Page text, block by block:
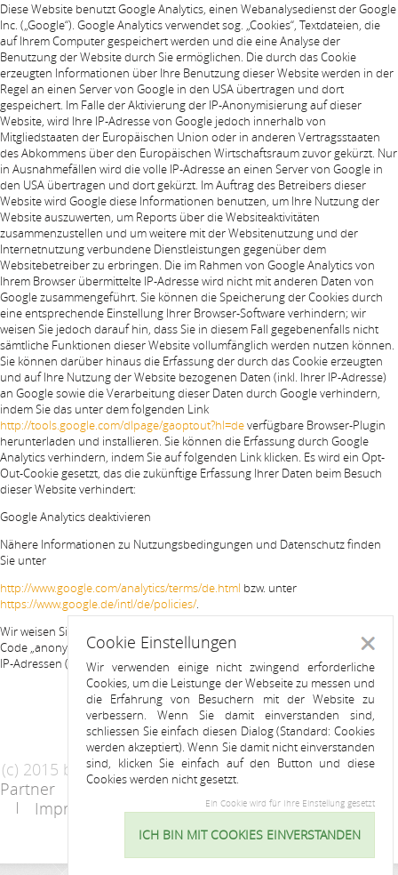
Diese Website benutzt Google Analytics, einen Webanalysedienst der Google
Inc. („Google“). Google Analytics verwendet sog. „Cookies“, Textdateien, die
auf Ihrem Computer gespeichert werden und die eine Analyse der
Benutzung der Website durch Sie ermöglichen. Die durch das Cookie
erzeugten Informationen über Ihre Benutzung dieser Website werden in der
Regel an einen Server von Google in den USA übertragen und dort
gespeichert. Im Falle der Aktivierung der IP-Anonymisierung auf dieser
Website, wird Ihre IP-Adresse von Google jedoch innerhalb von
Mitgliedstaaten der Europäischen Union oder in anderen Vertragsstaaten
des Abkommens über den Europäischen Wirtschaftsraum zuvor gekürzt. Nur
in Ausnahmefällen wird die volle IP-Adresse an einen Server von Google in
den USA übertragen und dort gekürzt. Im Auftrag des Betreibers dieser
Website wird Google diese Informationen benutzen, um Ihre Nutzung der
Website auszuwerten, um Reports über die Websiteaktivitäten
zusammenzustellen und um weitere mit der Websitenutzung und der
Internetnutzung verbundene Dienstleistungen gegenüber dem
Websitebetreiber zu erbringen. Die im Rahmen von Google Analytics von
Ihrem Browser übermittelte IP-Adresse wird nicht mit anderen Daten von
Google zusammengeführt. Sie können die Speicherung der Cookies durch
eine entsprechende Einstellung Ihrer Browser-Software verhindern; wir
weisen Sie jedoch darauf hin, dass Sie in diesem Fall gegebenenfalls nicht
sämtliche Funktionen dieser Website vollumfänglich werden nutzen können.
Sie können darüber hinaus die Erfassung der durch das Cookie erzeugten
und auf Ihre Nutzung der Website bezogenen Daten (inkl. Ihrer IP-Adresse)
an Google sowie die Verarbeitung dieser Daten durch Google verhindern,
indem Sie das unter dem folgenden Link
http://tools.google.com/dlpage/gaoptout?hl=deverfügbare Browser-Plugin
herunterladen und installieren. Sie können die Erfassung durch Google
Analytics verhindern, indem Sie auf folgenden Link klicken. Es wird ein Opt-
Out-Cookie gesetzt, das die zukünftige Erfassung Ihrer Daten beim Besuch
dieser Website verhindert:
Google Analytics deaktivieren
Nähere Informationen zu Nutzungsbedingungen und Datenschutz finden
Sie unter
http://www.google.com/analytics/terms/de.html bzw. unter
https://www.google.de/intl/de/policies/.
Wir weisen Sie darauf hin, dass auf dieser Website Google Analytics um den
Code „anonymizeIp“ erweitert wurde, um eine anonymisierte Erfassung von
IP-Adressen (sog. IP-Masking) zu gewährleisten.
(c) 2015 by Riess Apartments
Partner
AGB
Datenschutzerklärung
Impressum
Kontakt
Cookie
Cookie Einstellungen
Wir verwenden einige nicht zwingend erforderliche
Cookies, um die Leistunge der Webseite zu messen und
die Erfahrung von Besuchern mit der Website zu
verbessern. Wenn Sie damit einverstanden sind,
schliessen Sie einfach diesen Dialog (Standard: Cookies
werden akzeptiert). Wenn Sie damit nicht einverstanden
sind, klicken Sie einfach auf den Button und diese
Cookies werden nicht gesetzt.
Ein Cookie wird für Ihre Einstellung gesetzt
ICH BIN MIT COOKIES EINVERSTANDEN